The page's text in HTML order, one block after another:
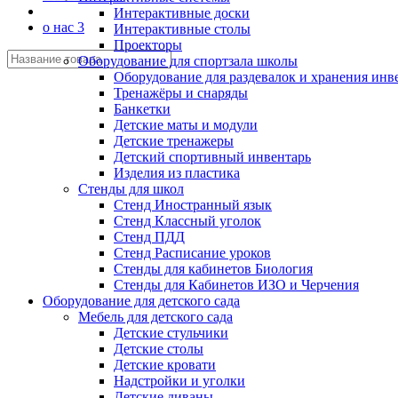
о нас 3
Интерактивные доски
Интерактивные столы
Проекторы
Оборудование для спортзала школы
Оборудование для раздевалок и хранения
Тренажёры и снаряды
Банкетки
Детские маты и модули
Детские тренажеры
Детский спортивный инвентарь
Изделия из пластика
Стенды для школ
Стенд Иностранный язык
Стенд Классный уголок
Стенд ПДД
Стенд Расписание уроков
Стенды для кабинетов Биология
Стенды для Кабинетов ИЗО и Черчения
Оборудование для детского сада
Мебель для детского сада
Детские стульчики
Детские столы
Детские кровати
Надстройки и уголки